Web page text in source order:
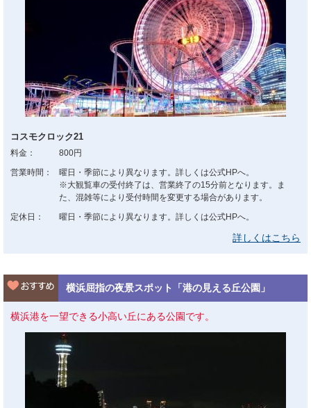
コスモクロック21
料金：
800円
営業時間：
曜日・季節により異なります。詳しくは公式HPへ。
※大観覧車の受付終了は、営業終了の15分前となります。ま
た、混雑等により受付時間を変更する場合があります。
定休日：
曜日・季節により異なります。詳しくは公式HPへ。
詳しくはこちら
横浜屈指の夜景スポット「港の見える丘公園」
横浜港を一望できる小高い丘にある公園です。